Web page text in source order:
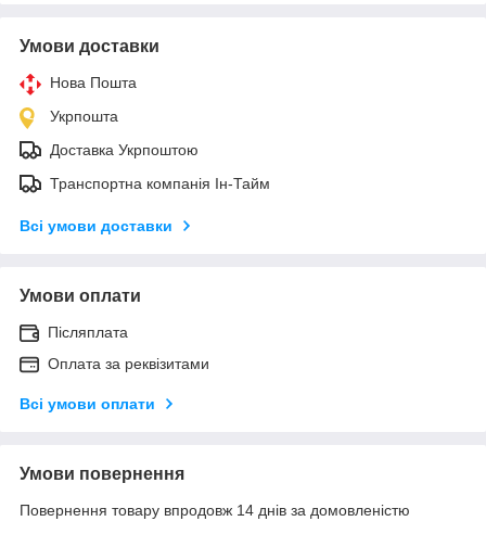
Умови доставки
Нова Пошта
Укрпошта
Доставка Укрпоштою
Транспортна компанія Ін-Тайм
Всі умови доставки
Умови оплати
Післяплата
Оплата за реквізитами
Всі умови оплати
Умови повернення
Повернення товару впродовж 14 днів за домовленістю